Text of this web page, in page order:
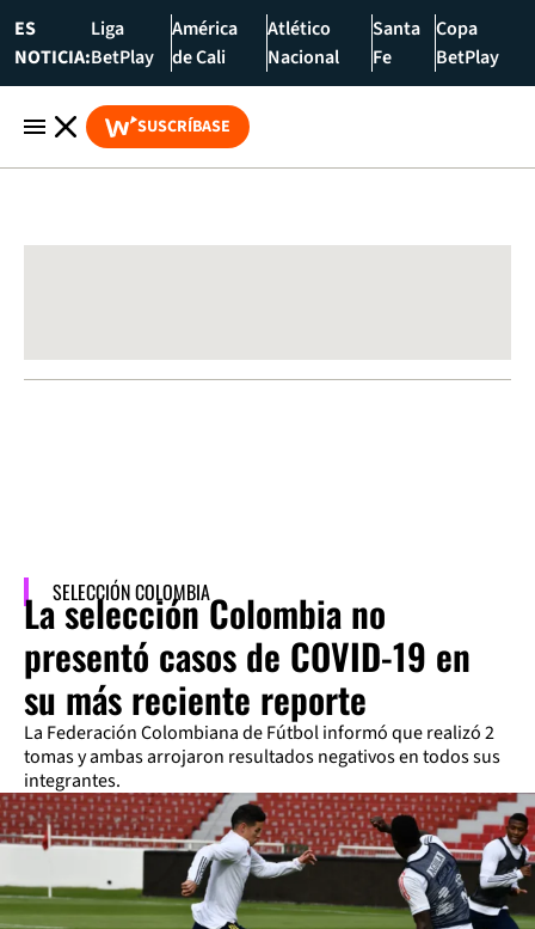
ES
NOTICIA:
Liga
BetPlay
América
de Cali
Atlético
Nacional
Santa
Fe
Copa
BetPlay
SUSCRÍBASE
SELECCIÓN COLOMBIA
La selección Colombia no
presentó casos de COVID-19 en
su más reciente reporte
La Federación Colombiana de Fútbol informó que realizó 2
tomas y ambas arrojaron resultados negativos en todos sus
integrantes.